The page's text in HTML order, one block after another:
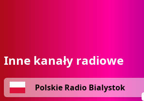
Inne kanały radiowe
Polskie Radio Bialystok